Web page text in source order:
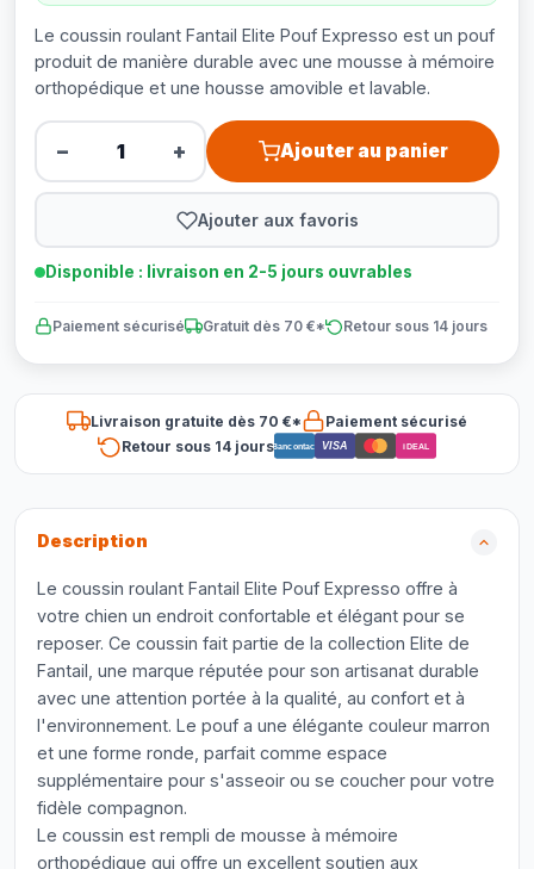
Le coussin roulant Fantail Elite Pouf Expresso est un pouf
produit de manière durable avec une mousse à mémoire
orthopédique et une housse amovible et lavable.
− + Ajouter au panier
Ajouter aux favoris
Disponible : livraison en 2-5 jours ouvrables
Paiement sécurisé Gratuit dès 70 €* Retour sous 14 jours
Livraison gratuite dès 70 €*
Paiement sécurisé
Retour sous 14 joursBancontact VISA iDEAL
Description
Le coussin roulant Fantail Elite Pouf Expresso offre à
votre chien un endroit confortable et élégant pour se
reposer. Ce coussin fait partie de la collection Elite de
Fantail, une marque réputée pour son artisanat durable
avec une attention portée à la qualité, au confort et à
l'environnement. Le pouf a une élégante couleur marron
et une forme ronde, parfait comme espace
supplémentaire pour s'asseoir ou se coucher pour votre
fidèle compagnon.
Le coussin est rempli de mousse à mémoire
orthopédique qui offre un excellent soutien aux